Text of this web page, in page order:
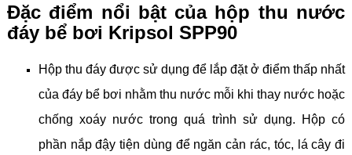
Đặc điểm nổi bật của hộp thu nước
đáy bể bơi Kripsol SPP90
Hộp thu đáy được sử dụng để lắp đặt ở điểm thấp nhất
của đáy bể bơi nhằm thu nước mỗi khi thay nước hoặc
chống xoáy nước trong quá trình sử dụng. Hộp có
phần nắp đậy tiện dùng để ngăn cản rác, tóc, lá cây đi